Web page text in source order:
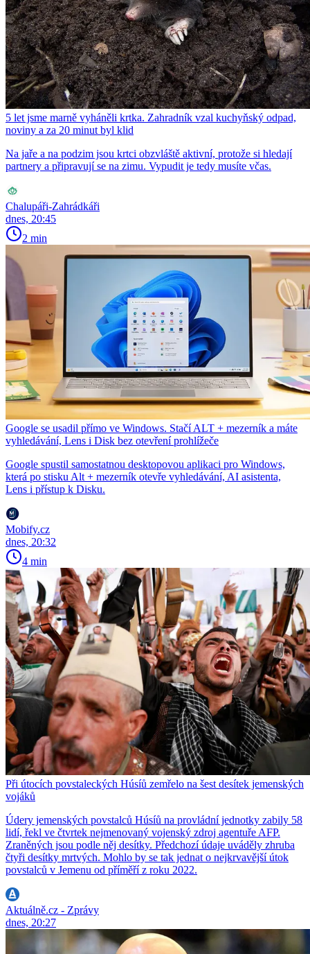
5 let jsme marně vyháněli krtka. Zahradník vzal kuchyňský odpad,
noviny a za 20 minut byl klid
Na jaře a na podzim jsou krtci obzvláště aktivní, protože si hledají
partnery a připravují se na zimu. Vypudit je tedy musíte včas.
Chalupáři-Zahrádkáři
dnes, 20:45
2 min
Google se usadil přímo ve Windows. Stačí ALT + mezerník a máte
vyhledávání, Lens i Disk bez otevření prohlížeče
Google spustil samostatnou desktopovou aplikaci pro Windows,
která po stisku Alt + mezerník otevře vyhledávání, AI asistenta,
Lens i přístup k Disku.
Mobify.cz
dnes, 20:32
4 min
Při útocích povstaleckých Húsíů zemřelo na šest desítek jemenských
vojáků
Údery jemenských povstalců Húsíů na provládní jednotky zabily 58
lidí, řekl ve čtvrtek nejmenovaný vojenský zdroj agentuře AFP.
Zraněných jsou podle něj desítky. Předchozí údaje uváděly zhruba
čtyři desítky mrtvých. Mohlo by se tak jednat o nejkrvavější útok
povstalců v Jemenu od příměří z roku 2022.
Aktuálně.cz - Zprávy
dnes, 20:27